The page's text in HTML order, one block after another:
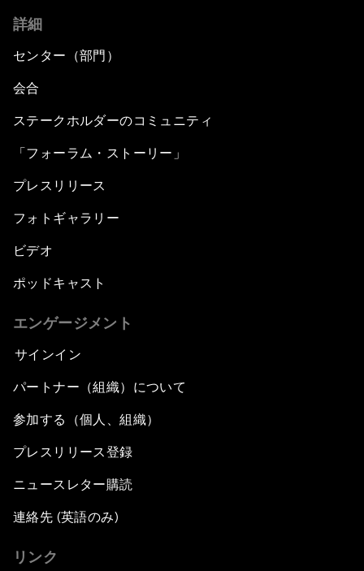
詳細
センター（部門）
会合
ステークホルダーのコミュニティ
「フォーラム・ストーリー」
プレスリリース
フォトギャラリー
ビデオ
ポッドキャスト
エンゲージメント
サインイン
パートナー（組織）について
参加する（個人、組織）
プレスリリース登録
ニュースレター購読
連絡先 (英語のみ)
リンク